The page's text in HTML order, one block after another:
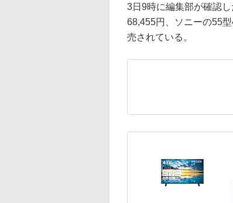
3日9時に編集部が確認
68,455円、ソニーの55
売されている。